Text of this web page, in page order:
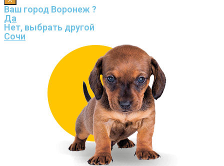
Ваш город Воронеж ?
Да
Нет, выбрать другой
Сочи